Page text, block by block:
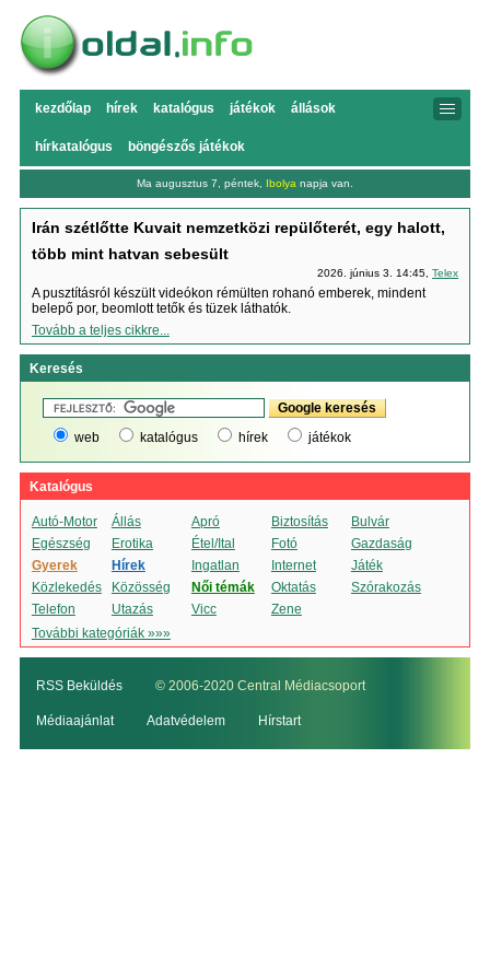
kezdőlap hírek katalógus játékok állások
hírkatalógus böngészős játékok
Ma augusztus 7, péntek, Ibolya napja van.
Irán szétlőtte Kuvait nemzetközi repülőterét, egy halott,
több mint hatvan sebesült
2026. június 3. 14:45,Telex
A pusztításról készült videókon rémülten rohanó emberek, mindent
belepő por, beomlott tetők és tüzek láthatók.
Tovább a teljes cikkre...
Keresés
web katalógus hírek játékok
Katalógus
Autó-Motor Állás Apró Biztosítás
Bulvár
Egészség
Erotika Étel/Ital Fotó
Gazdaság
Gyerek
Hírek Ingatlan Internet
Játék
Közlekedés
Közösség Női témák Oktatás
Szórakozás
Telefon
Utazás Vicc
Zene
További kategóriák »»»
RSS Beküldés © 2006-2020 Central Médiacsoport
Médiaajánlat Adatvédelem Hírstart